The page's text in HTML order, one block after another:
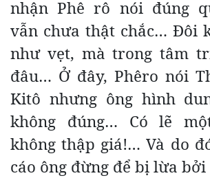
nhận Phê rô nói đúng
vẫn chưa thật chắc… Đôi
như vẹt, mà trong tâm
đâu… Ở đây, Phêro nói
Kitô nhưng ông hình
không đúng… Có lẽ
không thập giá!… Và do
cáo ông đừng để bị lừa